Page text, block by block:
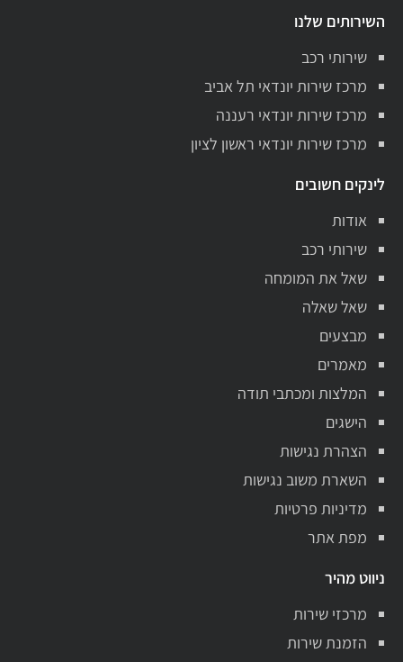
השירותים שלנו
שירותי רכב
מרכז שירות יונדאי תל אביב
מרכז שירות יונדאי רעננה
מרכז שירות יונדאי ראשון לציון
לינקים חשובים
אודות
שירותי רכב
שאל את המומחה
שאל שאלה
מבצעים
מאמרים
המלצות ומכתבי תודה
הישגים
הצהרת נגישות
השארת משוב נגישות
מדיניות פרטיות
מפת אתר
ניווט מהיר
מרכזי שירות
הזמנת שירות